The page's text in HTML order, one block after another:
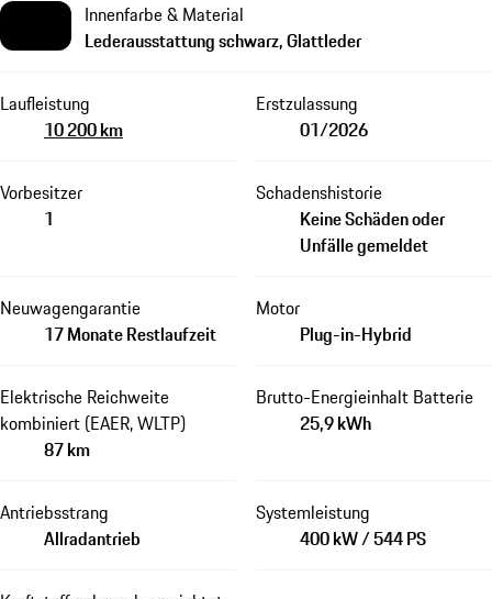
Innenfarbe & Material
Lederausstattung schwarz, Glattleder
Laufleistung
10 200 km
Erstzulassung
01/2026
Vorbesitzer
1
Schadenshistorie
Keine Schäden oder
Unfälle gemeldet
Neuwagengarantie
17 Monate Restlaufzeit
Motor
Plug-in-Hybrid
Elektrische Reichweite
kombiniert (EAER, WLTP)
87 km
Brutto-Energieinhalt Batterie
25,9 kWh
Antriebsstrang
Allradantrieb
Systemleistung
400 kW / 544 PS